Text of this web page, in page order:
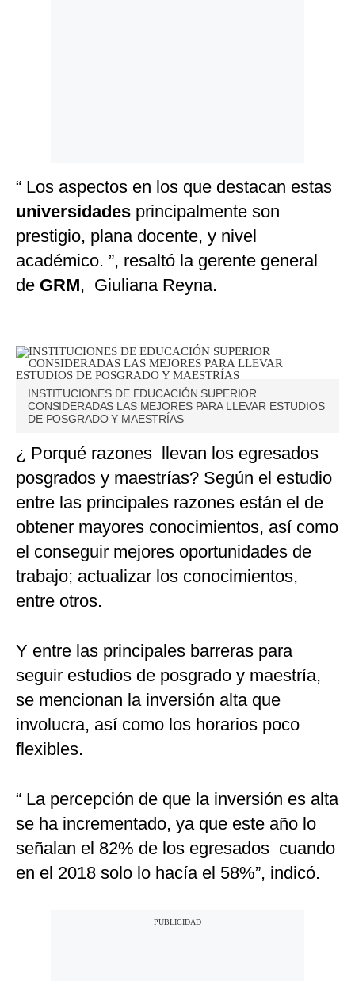
“ Los aspectos en los que destacan estas
universidades principalmente son
prestigio, plana docente, y nivel
académico. ”, resaltó la gerente general
de GRM, Giuliana Reyna.
INSTITUCIONES DE EDUCACIÓN SUPERIOR
CONSIDERADAS LAS MEJORES PARA LLEVAR ESTUDIOS
DE POSGRADO Y MAESTRÍAS
¿ Porqué razones llevan los egresados
posgrados y maestrías? Según el estudio
entre las principales razones están el de
obtener mayores conocimientos, así como
el conseguir mejores oportunidades de
trabajo; actualizar los conocimientos,
entre otros.
Y entre las principales barreras para
seguir estudios de posgrado y maestría,
se mencionan la inversión alta que
involucra, así como los horarios poco
flexibles.
“ La percepción de que la inversión es alta
se ha incrementado, ya que este año lo
señalan el 82% de los egresados cuando
en el 2018 solo lo hacía el 58%”, indicó.